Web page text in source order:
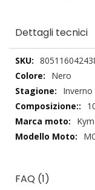
Dettagli tecnici
Dettagli
tecnici
Nero
Inverno
FAQ (1)